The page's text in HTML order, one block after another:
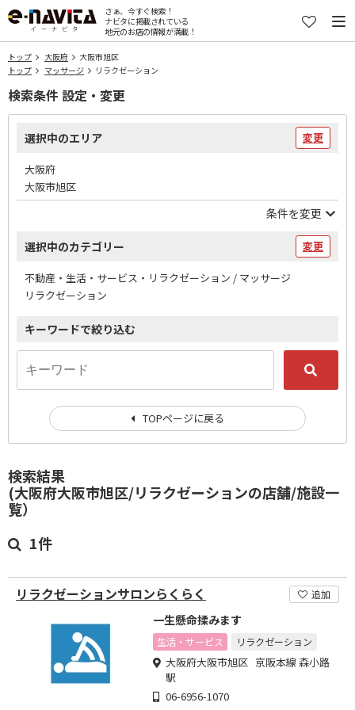
さぁ、今すぐ検索！
ナビタに掲載されている
地元のお店の情報が満載！
トップ 大阪府
大阪市旭区
トップ
マッサージ リラクゼーション
検索結果
(大阪府大阪市旭区/リラクゼーションの店舗/施設一
覧）
1件
リラクゼーションサロンらくらく 追加
一生懸命揉みます
生活・サービス リラクゼーション
大阪府大阪市旭区 京阪本線 森小路
駅
06-6956-1070
検索条件 設定・変更
選択中のエリア 変更
大阪府
大阪市旭区
条件を変更
選択中のカテゴリー 変更
不動産・生活・サービス・リラクゼーション / マッサージ
リラクゼーション
キーワードで絞り込む
TOPページに戻る